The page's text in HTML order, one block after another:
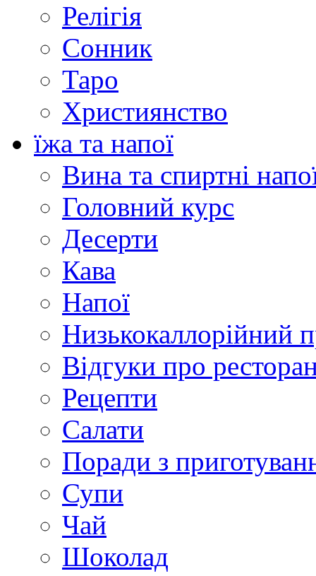
Релігія
Сонник
Таро
Християнство
їжа та напої
Вина та спиртні
Головний курс
Десерти
Кава
Напої
Низькокаллорійний
Відгуки про
Рецепти
Салати
Поради з
Супи
Чай
Шоколад